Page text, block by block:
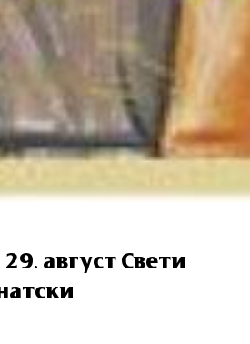
август Свети